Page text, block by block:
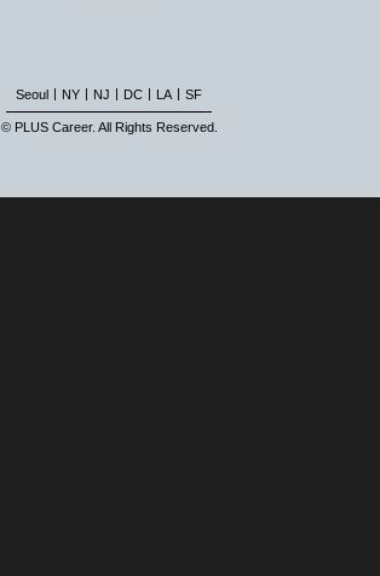
Seoul | NY | NJ | DC | LA | SF
© PLUS Career. All Rights Reserved.